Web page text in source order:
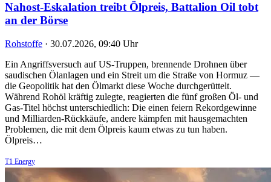
Nahost-Eskalation treibt Ölpreis, Battalion Oil tobt
an der Börse
Rohstoffe · 30.07.2026, 09:40 Uhr
Ein Angriffsversuch auf US-Truppen, brennende Drohnen über
saudischen Ölanlagen und ein Streit um die Straße von Hormuz —
die Geopolitik hat den Ölmarkt diese Woche durchgerüttelt.
Während Rohöl kräftig zulegte, reagierten die fünf großen Öl- und
Gas-Titel höchst unterschiedlich: Die einen feiern Rekordgewinne
und Milliarden-Rückkäufe, andere kämpfen mit hausgemachten
Problemen, die mit dem Ölpreis kaum etwas zu tun haben.
Ölpreis…
T1 Energy